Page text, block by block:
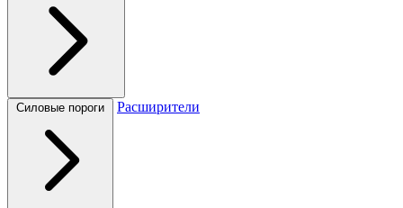
Силовые пороги Расширители